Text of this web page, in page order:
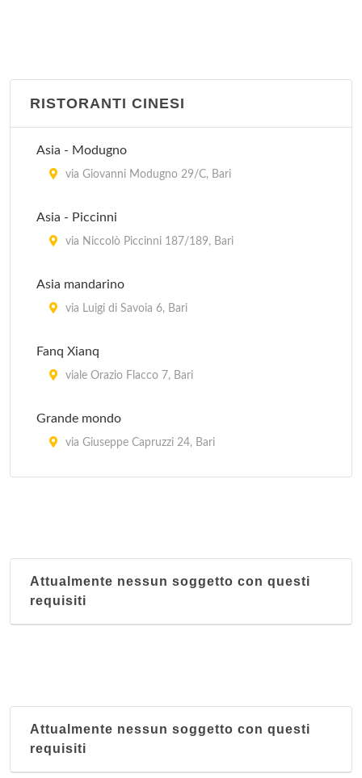
RISTORANTI CINESI
Asia - Modugno
via Giovanni Modugno 29/C, Bari
Asia - Piccinni
via Niccolò Piccinni 187/189, Bari
Asia mandarino
via Luigi di Savoia 6, Bari
Fanq Xianq
viale Orazio Flacco 7, Bari
Grande mondo
via Giuseppe Capruzzi 24, Bari
via Benedetto Cairoli 143, Bari
Attualmente nessun soggetto con questi
requisiti
Attualmente nessun soggetto con questi
requisiti